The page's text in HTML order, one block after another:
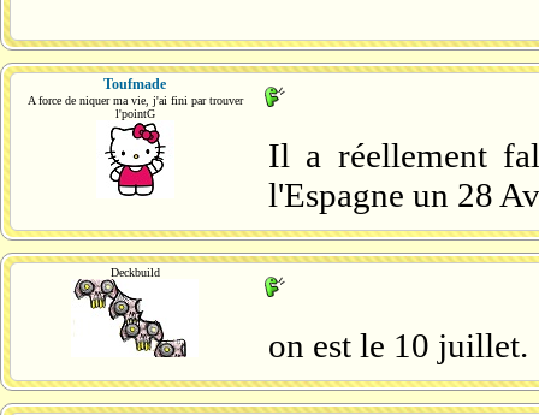
Toufmade
A force de niquer ma vie, j'ai fini par trouver
l'pointG
Il a réellement
l'Espagne un 28
Deckbuild
on est le 10 juillet.